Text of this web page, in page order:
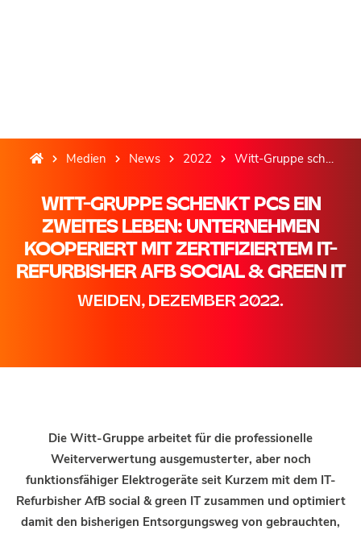
Medien News 2022 Witt-Gruppe schenkt PCs ein zweites Leben: Unternehmen kooperiert mit zertifiziertem IT-Refurbisher AfB social & green IT
WITT-GRUPPE SCHENKT PCS EIN
ZWEITES LEBEN: UNTERNEHMEN
KOOPERIERT MIT ZERTIFIZIERTEM IT-
REFURBISHER AFB SOCIAL & GREEN IT
WEIDEN, DEZEMBER 2022.
Die Witt-Gruppe arbeitet für die professionelle
Weiterverwertung ausgemusterter, aber noch
funktionsfähiger Elektrogeräte seit Kurzem mit dem IT-
Refurbisher AfB social & green IT zusammen und optimiert
damit den bisherigen Entsorgungsweg von gebrauchten,